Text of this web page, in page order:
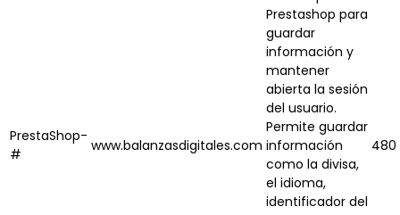
PrestaShop-
#
www.balanzasdigitales.com
Prestashop para
guardar
información y
mantener
abierta la sesión
del usuario.
Permite guardar
información
como la divisa,
el idioma,
identificador del
480